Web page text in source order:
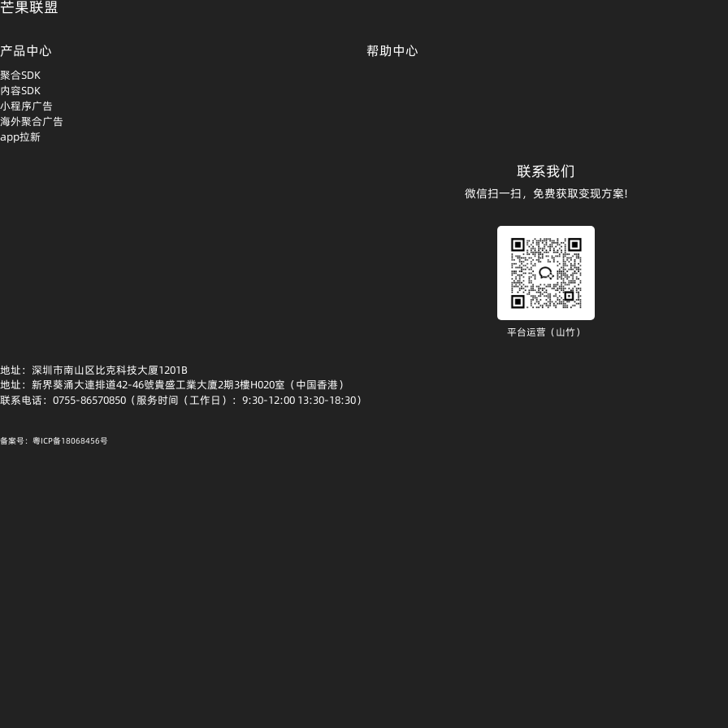
芒果联盟
产品中心
聚合SDK
内容SDK
小程序广告
海外聚合广告
app拉新
帮助中心
联系我们
微信扫一扫，免费获取变现方案!
平台运营（山竹）
地址：深圳市南山区比克科技大厦1201B
地址：新界葵涌大連排道42-46號貴盛工業大廈2期3樓H020室（中国香港）
联系电话：0755-86570850（服务时间（工作日）：9:30-12:00 13:30-18:30）
备案号：粤ICP备18068456号